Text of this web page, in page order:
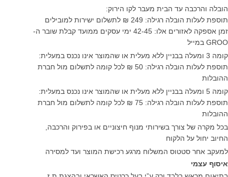
הובלה והרכבה עד הבית מעבר לקו הירוק:
תוספת לעלות הובלה רגילה: 249 ₪ לתשלום ישירות למובילים
זמן אספקה לאזורים אלו: 42-45 ימי עסקים ממועד קבלת שובר ה-
GROO במייל
קומה 3 ומעלה בבניין ללא מעלית או שהמוצר אינו נכנס במעלית:
תוספת לעלות הובלה רגילה: 50 ₪ לכל קומה לתשלום מול חברת
ההובלות
קומה 5 ומעלה בבניין ללא מעלית או שהמוצר אינו נכנס במעלית:
תוספת לעלות הובלה רגילה: 75 ₪ לכל קומה לתשלום מול חברת
ההובלות
בכל מקרה של צורך בשירותי מנוף חיצוניים או בפירוק והרכבה,
החיוב יחול על הלקוח
למעקב אחר סטטוס המשלוח מרגע רכישת המוצר ועד למסירה
איסוף עצמי